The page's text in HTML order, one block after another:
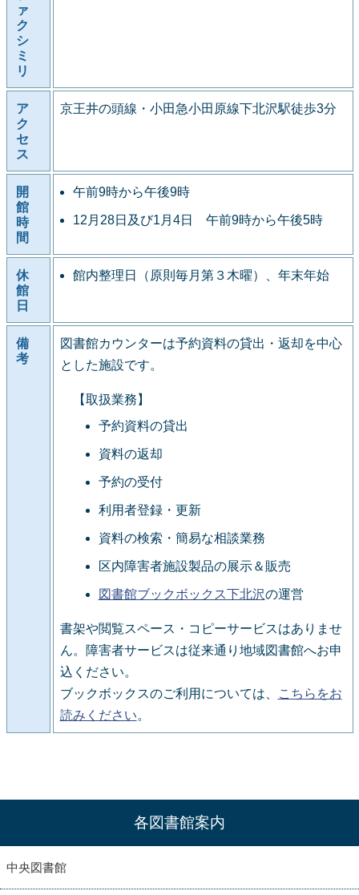
ァ
ク
シ
ミ
リ
ア
ク
セ
ス
京王井の頭線・小田急小田原線下北沢駅徒歩3分
開
館
時
間
午前9時から午後9時
12月28日及び1月4日 午前9時から午後5時
休
館
日
館内整理日（原則毎月第３木曜）、年末年始
備
考
図書館カウンターは予約資料の貸出・返却を中心
とした施設です。
【取扱業務】
予約資料の貸出
資料の返却
予約の受付
利用者登録・更新
資料の検索・簡易な相談業務
区内障害者施設製品の展示＆販売
図書館ブックボックス下北沢の運営
書架や閲覧スペース・コピーサービスはありませ
ん。障害者サービスは従来通り地域図書館へお申
込ください。
ブックボックスのご利用については、
こちらをお
読みください。
各図書館案内
中央図書館